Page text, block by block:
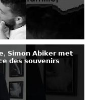
𝗦𝗶𝗺𝗼𝗻 𝗔𝗯𝗶𝗸𝗲𝗿 𝗺𝗲𝘁
𝗱𝗲𝘀 𝘀𝗼𝘂𝘃𝗲𝗻𝗶𝗿𝘀